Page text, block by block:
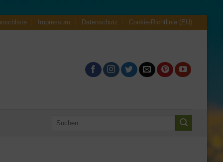
Impressum Datenschutz Cookie-Richtlinie (EU)
Suche